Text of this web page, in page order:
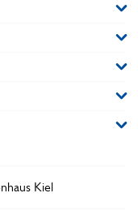
Kiel